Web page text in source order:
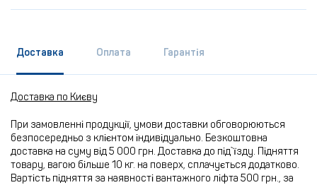
Доставка Оплата Гарантія
Доставка по Києву
При замовленні продукції, умови доставки обговорюються
безпосередньо з клієнтом індивідуально. Безкоштовна
доставка на суму від 5 000 грн. Доставка до під`їзду. Підняття
товару, вагою більше 10 кг. на поверх, сплачується додатково.
Вартість підняття за наявності вантажного ліфта 500 грн., за